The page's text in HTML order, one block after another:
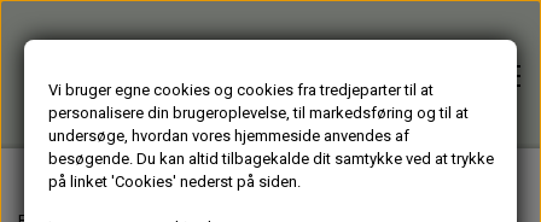
Vi bruger egne cookies og cookies fra tredjeparter til at
personalisere din brugeroplevelse, til markedsføring og til at
undersøge, hvordan vores hjemmeside anvendes af
besøgende. Du kan altid tilbagekalde dit samtykke ved at trykke
på linket 'Cookies' nederst på siden.